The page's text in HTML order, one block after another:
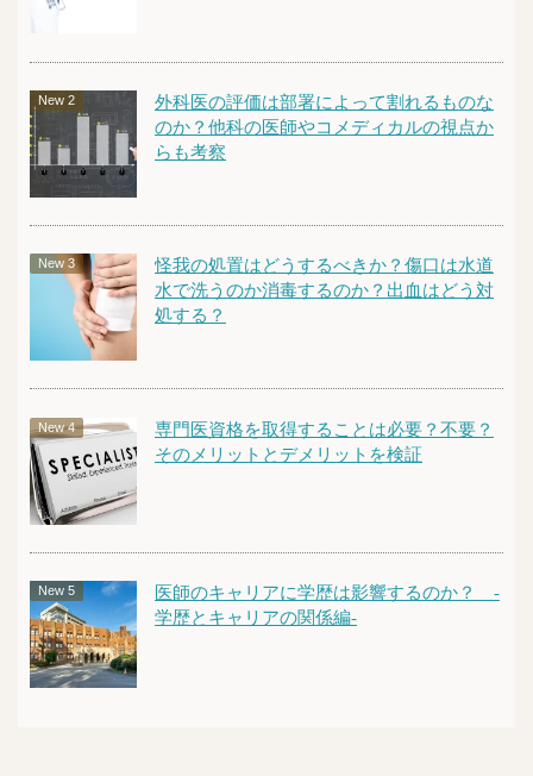
外科医の評価は部署によって割れるものな
のか？他科の医師やコメディカルの視点か
らも考察
怪我の処置はどうするべきか？傷口は水道
水で洗うのか消毒するのか？出血はどう対
処する？
専門医資格を取得することは必要？不要？
そのメリットとデメリットを検証
医師のキャリアに学歴は影響するのか？ -
学歴とキャリアの関係編-